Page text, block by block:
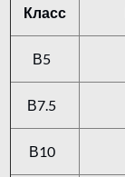
Класс
В5
В7.5
В10